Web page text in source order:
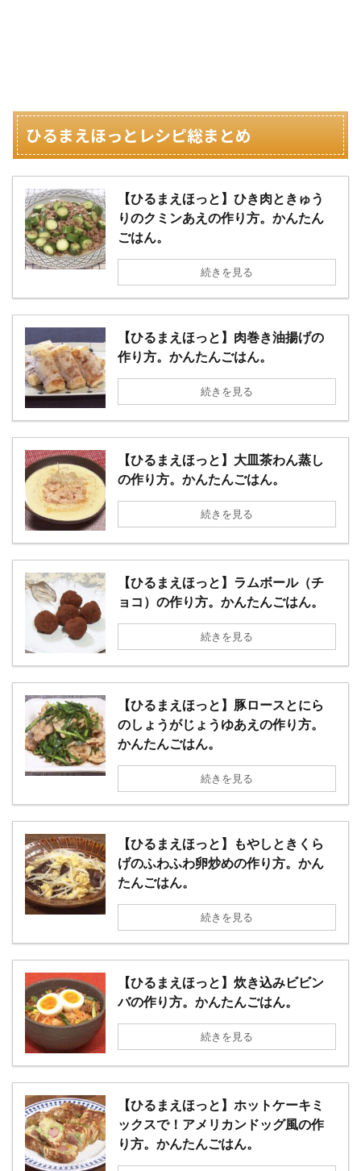
ひるまえほっとレシピ総まとめ
【ひるまえほっと】ひき肉ときゅう
りのクミンあえの作り方。かんたん
ごはん。
続きを見る
【ひるまえほっと】肉巻き油揚げの
作り方。かんたんごはん。
続きを見る
【ひるまえほっと】大皿茶わん蒸し
の作り方。かんたんごはん。
続きを見る
【ひるまえほっと】ラムボール（チ
ョコ）の作り方。かんたんごはん。
続きを見る
【ひるまえほっと】豚ロースとにら
のしょうがじょうゆあえの作り方。
かんたんごはん。
続きを見る
【ひるまえほっと】もやしときくら
げのふわふわ卵炒めの作り方。かん
たんごはん。
続きを見る
【ひるまえほっと】炊き込みビビン
バの作り方。かんたんごはん。
続きを見る
【ひるまえほっと】ホットケーキミ
ックスで！アメリカンドッグ風の作
り方。かんたんごはん。